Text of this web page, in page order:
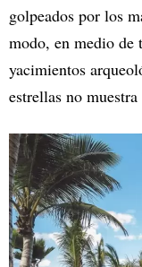
golpeados por los
modo, en medio de
yacimientos
estrellas no